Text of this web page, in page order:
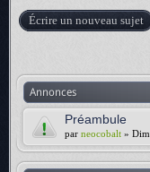
Écrire un nouveau sujet
Annonces
Préambule
par neocobalt »